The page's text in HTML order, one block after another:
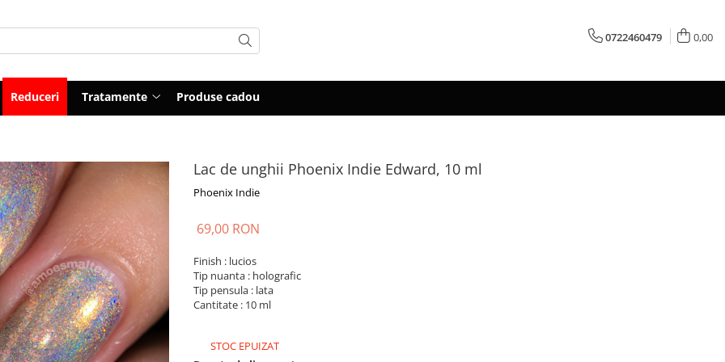
0722460479 0,00
Reduceri Tratamente Produse cadou
Lac de unghii Phoenix Indie Edward, 10 ml
Phoenix Indie
69,00 RON
Finish : lucios
Tip nuanta : holografic
Tip pensula : lata
Cantitate : 10 ml
STOC EPUIZAT